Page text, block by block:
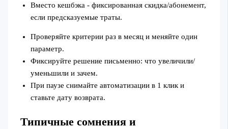
Вместо кешбэка - фиксированная скидка/абонемент,
если предсказуемые траты.
Проверяйте критерии раз в месяц и меняйте один
параметр.
Фиксируйте решение письменно: что увеличили/
уменьшили и зачем.
При паузе снимайте автоматизации в 1 клик и
ставьте дату возврата.
Типичные сомнения и